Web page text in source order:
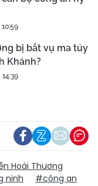
bị bắt vụ ma túy
Khánh?
Hoài Thương
ninh #công an